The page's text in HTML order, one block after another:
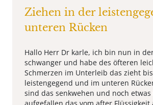
Ziehen in der
unteren Rücken
Hallo Herr Dr karle, ich bin nun in
schwanger und habe des öfteren
Schmerzen im Unterleib das zieht
leistengegend und im unteren
sind das senkwehen und noch